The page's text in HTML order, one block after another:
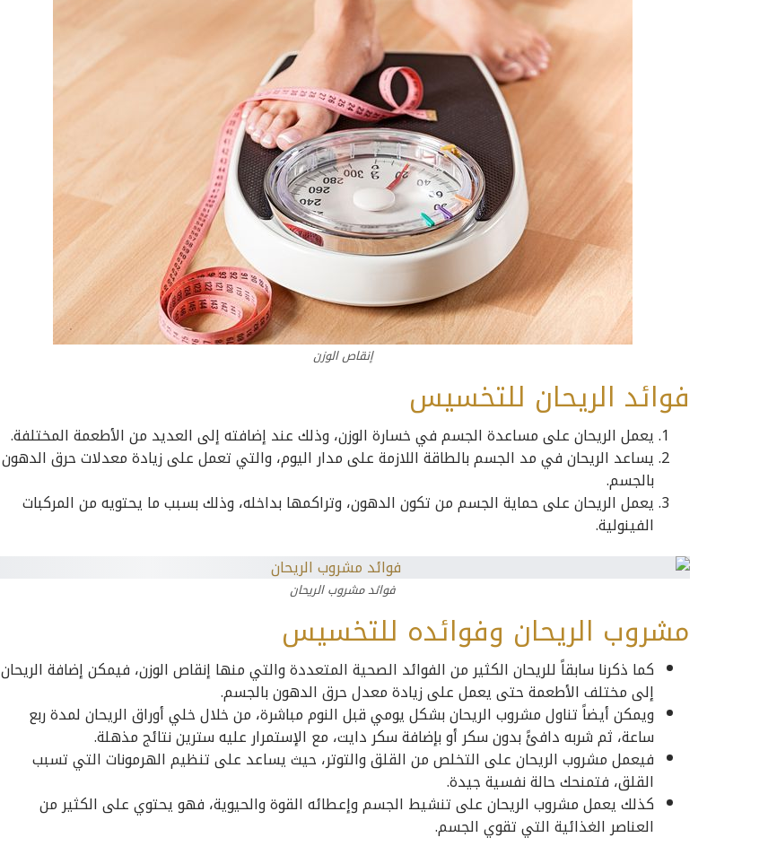
إنقاص الوزن
فوائد الريحان للتخسيس
يعمل الريحان على مساعدة الجسم في خسارة الوزن، وذلك عند إضافته إلى العديد من الأطعمة المختلفة.
يساعد الريحان في مد الجسم بالطاقة اللازمة على مدار اليوم، والتي تعمل على زيادة معدلات حرق الدهون
بالجسم.
يعمل الريحان على حماية الجسم من تكون الدهون، وتراكمها بداخله، وذلك بسبب ما يحتويه من المركبات
الفينولية.
فوائد مشروب الريحان
مشروب الريحان وفوائده للتخسيس
كما ذكرنا سابقاً للريحان الكثير من الفوائد الصحية المتعددة والتي منها إنقاص الوزن، فيمكن إضافة الريحان
إلى مختلف الأطعمة حتى يعمل على زيادة معدل حرق الدهون بالجسم.
ويمكن أيضاً تناول مشروب الريحان بشكل يومي قبل النوم مباشرة، من خلال خلي أوراق الريحان لمدة ربع
ساعة، ثم شربه دافئً بدون سكر أو بإضافة سكر دايت، مع الإستمرار عليه سترين نتائج مذهلة.
فيعمل مشروب الريحان على التخلص من القلق والتوتر، حيث يساعد على تنظيم الهرمونات التي تسبب
القلق، فتمنحك حالة نفسية جيدة.
كذلك يعمل مشروب الريحان على تنشيط الجسم وإعطائه القوة والحيوية، فهو يحتوي على الكثير من
العناصر الغذائية التي تقوي الجسم.